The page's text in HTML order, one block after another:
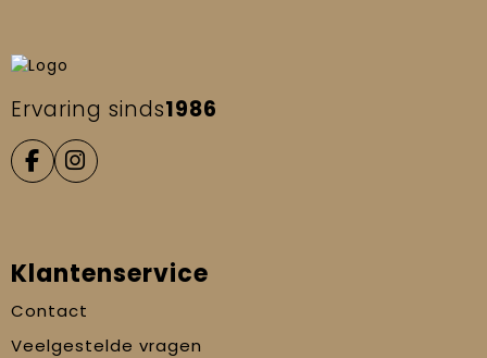
Ervaring sinds1986
Klantenservice
Contact
Veelgestelde vragen